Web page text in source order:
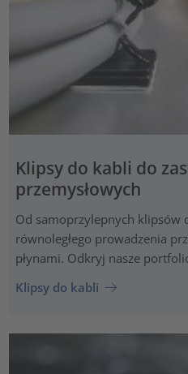
Klipsy do kabli do
przemysłowych
Od samoprzylepnych klipsów
równoległego prowadzenia
płynami. Odkryj nasze
Klipsy do kabli